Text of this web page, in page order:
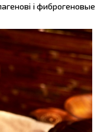
і фиброгеновые